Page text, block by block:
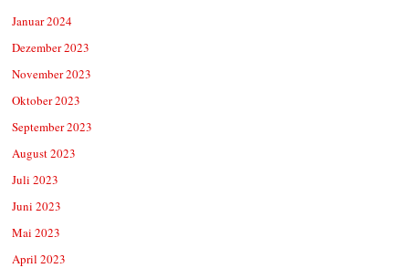
Januar 2024
Dezember 2023
November 2023
Oktober 2023
September 2023
August 2023
Juli 2023
Juni 2023
Mai 2023
April 2023